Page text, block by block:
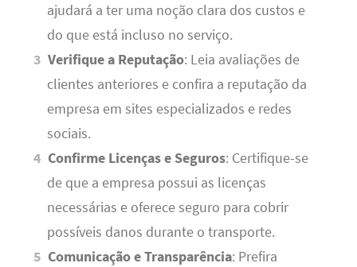
ajudará a ter uma noção clara dos custos e
do que está incluso no serviço.
Verifique a Reputação: Leia avaliações de
clientes anteriores e confira a reputação da
empresa em sites especializados e redes
sociais.
Confirme Licenças e Seguros: Certifique-se
de que a empresa possui as licenças
necessárias e oferece seguro para cobrir
possíveis danos durante o transporte.
Comunicação e Transparência: Prefira